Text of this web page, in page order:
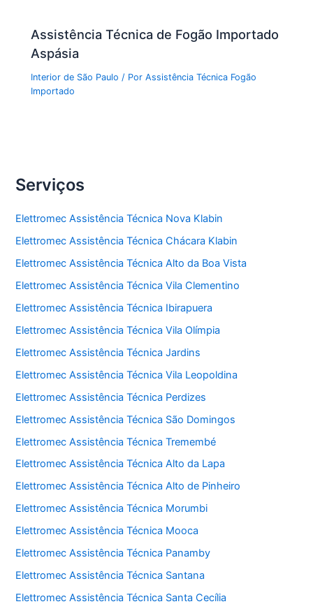
Assistência Técnica de Fogão Importado
Aspásia
Interior de São Paulo / PorAssistência Técnica Fogão
Importado
Serviços
Elettromec Assistência Técnica Nova Klabin
Elettromec Assistência Técnica Chácara Klabin
Elettromec Assistência Técnica Alto da Boa Vista
Elettromec Assistência Técnica Vila Clementino
Elettromec Assistência Técnica Ibirapuera
Elettromec Assistência Técnica Vila Olímpia
Elettromec Assistência Técnica Jardins
Elettromec Assistência Técnica Vila Leopoldina
Elettromec Assistência Técnica Perdizes
Elettromec Assistência Técnica São Domingos
Elettromec Assistência Técnica Tremembé
Elettromec Assistência Técnica Alto da Lapa
Elettromec Assistência Técnica Alto de Pinheiro
Elettromec Assistência Técnica Morumbi
Elettromec Assistência Técnica Mooca
Elettromec Assistência Técnica Panamby
Elettromec Assistência Técnica Santana
Elettromec Assistência Técnica Santa Cecília